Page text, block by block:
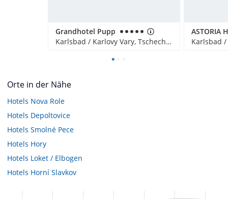
Grandhotel Pupp
Karlsbad / Karlovy Vary, Tschechien
Orte in der Nähe
Hotels Nova Role
Hotels Depoltovice
Hotels Smolné Pece
Hotels Hory
Hotels Loket / Elbogen
Hotels Horní Slavkov